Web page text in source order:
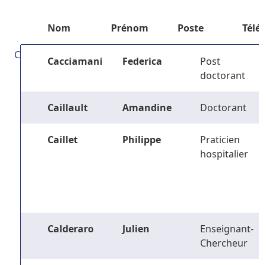
Nom Prénom Poste
C Cacciamani Federica
Post
doctorant
Caillault Amandine Doctorant
Caillet Philippe
Praticien
hospitalier
Calderaro Julien
Enseignant-
Chercheur